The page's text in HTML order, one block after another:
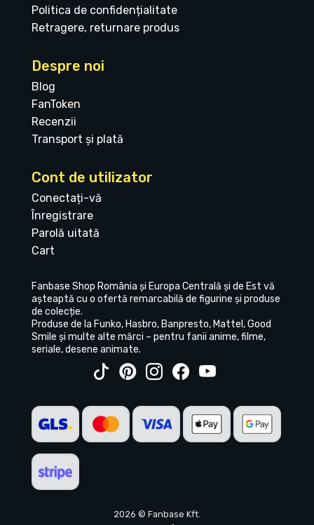
Politica de confidențialitate
Retragere, returnare produs
Despre noi
Blog
FanToken
Recenzii
Transport și plată
Cont de utilizator
Conectați-vă
Înregistrare
Parolă uitată
Cart
Fanbase Shop România și Europa Centrală și de Est vă
așteaptă cu o ofertă remarcabilă de figurine și produse
de colecție.
Produse de la Funko, Hasbro, Banpresto, Mattel, Good
Smile și multe alte mărci – pentru fanii anime, filme,
seriale, desene animate.
2026 © Fanbase Kft.